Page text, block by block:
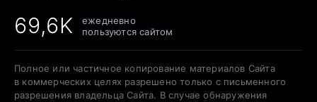
69,6K
ежедневно
пользуются сайтом
Полное или частичное копирование материалов Сайта
в коммерческих целях разрешено только с письменного
разрешения владельца Сайта. В случае обнаружения